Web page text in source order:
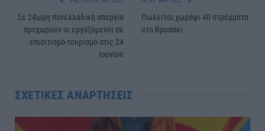
Σε 24ωρη πανελλαδική απεργία
προχωρούν οι εργαζόμενοι σε
επισιτισμό-τουρισμό στις 24
Ιουνίου
Πωλείται χωράφι 40 στρέμματα
στο Βρυσάκι
ΣΧΕΤΙΚΈΣ ΑΝΑΡΤΉΣΕΙΣ